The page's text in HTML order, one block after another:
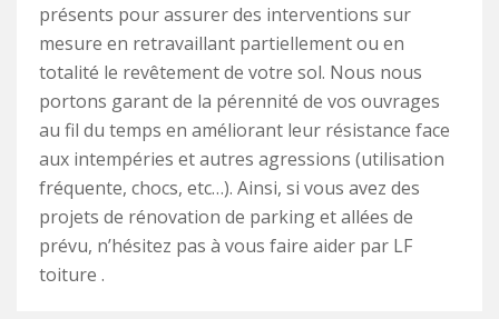
présents pour assurer des interventions sur
mesure en retravaillant partiellement ou en
totalité le revêtement de votre sol. Nous nous
portons garant de la pérennité de vos ouvrages
au fil du temps en améliorant leur résistance face
aux intempéries et autres agressions (utilisation
fréquente, chocs, etc…). Ainsi, si vous avez des
projets de rénovation de parking et allées de
prévu, n’hésitez pas à vous faire aider par LF
toiture .